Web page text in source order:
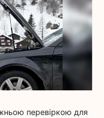
перевіркою для